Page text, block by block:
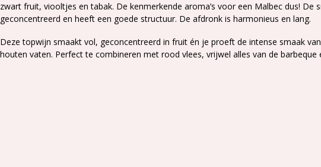
zwart fruit, viooltjes en tabak. De kenmerkende aroma’s voor een Malbec dus! De
geconcentreerd en heeft een goede structuur. De afdronk is harmonieus en lang.
Deze topwijn smaakt vol, geconcentreerd in fruit én je proeft de intense smaak
houten vaten. Perfect te combineren met rood vlees, vrijwel alles van de barbeque